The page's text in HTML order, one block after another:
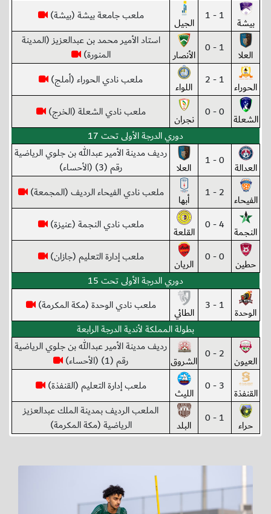
بيشة 1 - 1 الجيل ملعب جامعة بيشة (بيشة)
العلا 1 - 0 الأنصار
استاد الأمير محمد بن عبدالعزيز (المدينة
المنورة)
الحوراء 1 - 2 اللواء ملعب نادي الحوراء (أملج)
الشعلة 0 - 0 نجران
ملعب نادي الشعلة (الخرج)
دوري الدرجة الأولى تحت 17
العدالة 0 - 1 العلا
رديف مدينة الأمير عبدالله بن جلوي الرياضية
رقم (3) (الأحساء)
الفيحاء 2 - 1 أبها ملعب نادي الفيحاء الرديف (المجمعة)
النجمة 4 - 0 القلعة ملعب نادي النجمة (عنيزة)
حطين 0 - 0 الريان
ملعب إدارة التعليم (جازان)
دوري الدرجة الأولى تحت 15
الوحدة 1 - 3 الطائي
ملعب نادي الوحدة (مكة المكرمة)
بطولة المملكة لأندية الدرجة الرابعة
العيون 2 - 0 الشروق
رديف مدينة الأمير عبدالله بن جلوي الرياضية
رقم (1) (الأحساء)
القنفذة 3 - 0 الليث ملعب إدارة التعليم (القنفذة)
حراء 1 - 0 البلد
الملعب الرديف بمدينة الملك عبدالعزيز
الرياضية (مكة المكرمة)